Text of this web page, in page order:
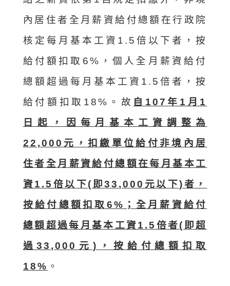
內居住者全月薪資給付總額在行政院
核定每月基本工資1.5倍以下者，按
給付額扣取6%，個人全月薪資給付
總額超過每月基本工資1.5倍者，按
給付額扣取18%。故 自107年1月1
日起，因每月基本工資調整為
22,000元，扣繳單位給付非境內居
住者全月薪資給付總額在每月基本工
資1.5倍以下(即33,000元以下)者，
按給付總額扣取6%；全月薪資給付
總額超過每月基本工資1.5倍者(即超
過33,000元)，按給付總額扣取
18% 。